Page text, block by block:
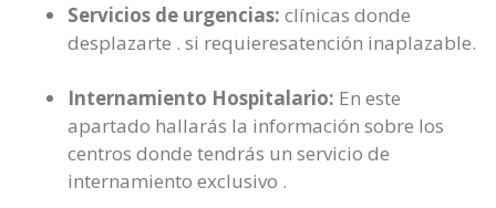
Servicios de urgencias: clínicas donde
desplazarte . si requieresatención inaplazable.
Internamiento Hospitalario: En este
apartado hallarás la información sobre los
centros donde tendrás un servicio de
internamiento exclusivo .